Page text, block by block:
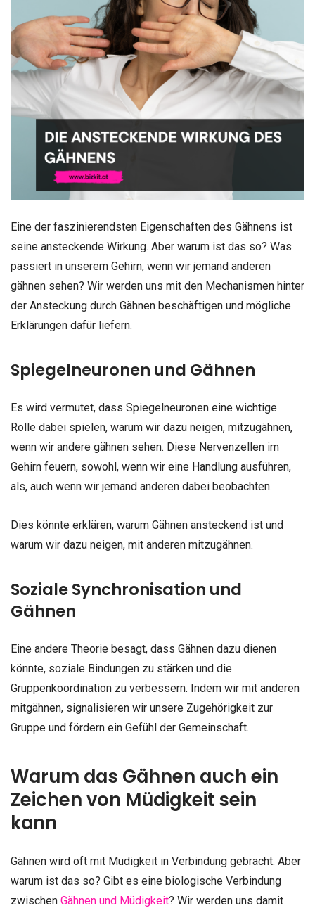
Eine der faszinierendsten Eigenschaften des Gähnens ist
seine ansteckende Wirkung. Aber warum ist das so? Was
passiert in unserem Gehirn, wenn wir jemand anderen
gähnen sehen? Wir werden uns mit den Mechanismen hinter
der Ansteckung durch Gähnen beschäftigen und mögliche
Erklärungen dafür liefern.
Spiegelneuronen und Gähnen
Es wird vermutet, dass Spiegelneuronen eine wichtige
Rolle dabei spielen, warum wir dazu neigen, mitzugähnen,
wenn wir andere gähnen sehen. Diese Nervenzellen im
Gehirn feuern, sowohl, wenn wir eine Handlung ausführen,
als, auch wenn wir jemand anderen dabei beobachten.
Dies könnte erklären, warum Gähnen ansteckend ist und
warum wir dazu neigen, mit anderen mitzugähnen.
Soziale Synchronisation und
Gähnen
Eine andere Theorie besagt, dass Gähnen dazu dienen
könnte, soziale Bindungen zu stärken und die
Gruppenkoordination zu verbessern. Indem wir mit anderen
mitgähnen, signalisieren wir unsere Zugehörigkeit zur
Gruppe und fördern ein Gefühl der Gemeinschaft.
Warum das Gähnen auch ein
Zeichen von Müdigkeit sein
kann
Gähnen wird oft mit Müdigkeit in Verbindung gebracht. Aber
warum ist das so? Gibt es eine biologische Verbindung
zwischen Gähnen und Müdigkeit? Wir werden uns damit